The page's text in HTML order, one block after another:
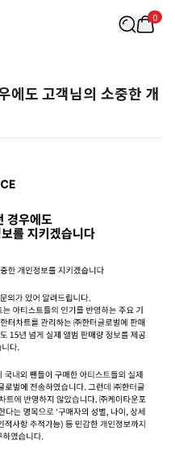
0
도 고객님의 소중한 개